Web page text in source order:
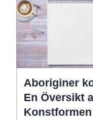
Aboriginer
En Översikt